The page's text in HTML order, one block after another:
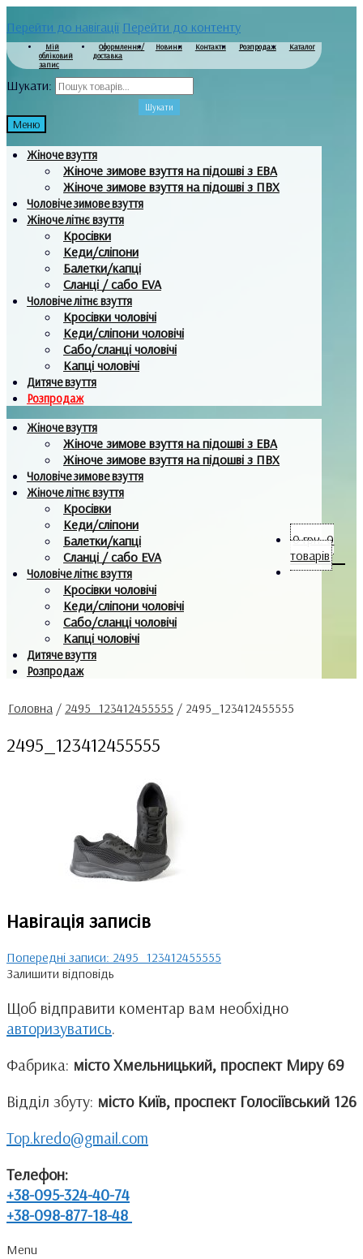
Перейти до навігації Перейти до контенту
Мій
обліковий
запис
Оформлення/
доставка
Новини Контакти Розпродаж Каталог
Шукати:
Шукати
Меню
Жіноче взуття
Жіноче зимове взуття на підошві з ЕВА
Жіноче зимове взуття на підошві з ПВХ
Чоловіче зимове взуття
Жіноче літнє взуття
Кросівки
Кеди/сліпони
Балетки/капці
Сланці / сабо EVA
Чоловіче літнє взуття
Кросівки чоловічі
Кеди/сліпони чоловічі
Сабо/сланці чоловічі
Капці чоловічі
Дитяче взуття
Розпродаж
Жіноче взуття
Жіноче зимове взуття на підошві з ЕВА
Жіноче зимове взуття на підошві з ПВХ
Чоловіче зимове взуття
Жіноче літнє взуття
Кросівки
Кеди/сліпони
Балетки/капці
Сланці / сабо EVA
Чоловіче літнє взуття
Кросівки чоловічі
Кеди/сліпони чоловічі
Сабо/сланці чоловічі
Капці чоловічі
Дитяче взуття
Розпродаж
0грн. 0
товарів
Головна / 2495_123412455555 / 2495_123412455555
2495_123412455555
Навігація записів
Попередні записи: 2495_123412455555
Залишити відповідь
Щоб відправити коментар вам необхідно
авторизуватись.
Фабрика: місто Хмельницький, проспект Миру 69
Відділ збуту: місто Київ, проспект Голосіївський 126
Top.kredo@gmail.com
Телефон:
+38-095-324-40-74
+38-098-877-18-48
Menu